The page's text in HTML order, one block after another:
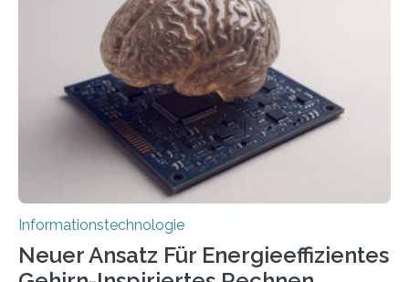
Lösung zur Erzeugung von Emotionen für realistische
Avatare. Gen-AIvatar entwickelt innovative und
kosteneffiziente Methoden, um lebensechte Avatare zu
erstellen. „Besonders wichtig ist uns eine ganzheitliche
Animation, bei der Stimme, Körperbewegung, Gestik
und Mimik im Einklang sind…
Informationstechnologie
Neuer Ansatz Für Energieeffizientes